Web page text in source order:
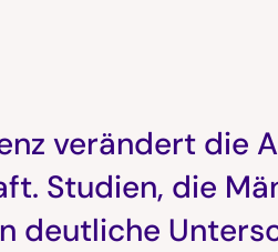
verändert die
Studien, die
deutliche